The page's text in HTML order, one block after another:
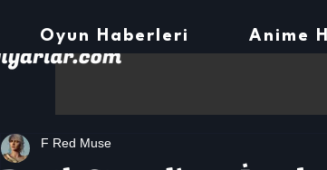
Oyun Haberleri Anime
F Red Muse